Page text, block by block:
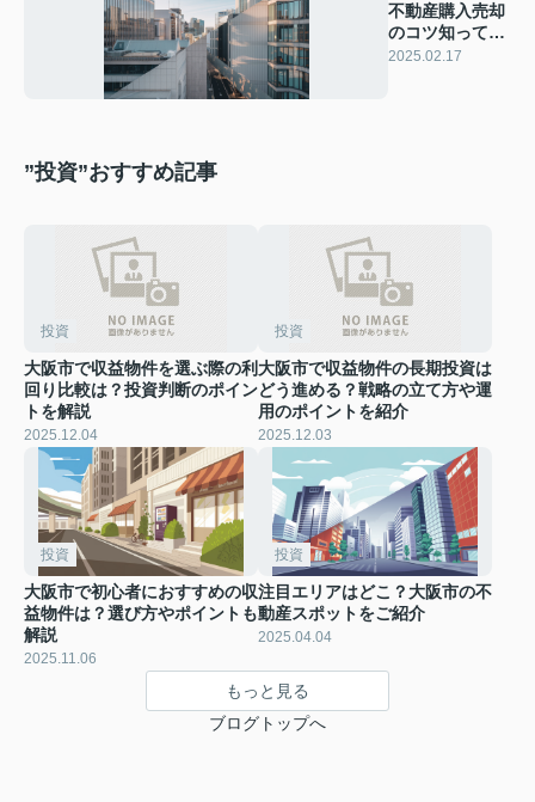
不動産購入売却
のコツ知ってま
すか？最新情報
2025.02.17
”投資”おすすめ記事
投資
大阪市で収益物件を選ぶ際の利
回り比較は？投資判断のポイン
トを解説
2025.12.04
投資
大阪市で収益物件の長期投資は
どう進める？戦略の立て方や運
用のポイントを紹介
2025.12.03
投資
大阪市で初心者におすすめの収
益物件は？選び方やポイントも
解説
2025.11.06
投資
注目エリアはどこ？大阪市の不
動産スポットをご紹介
2025.04.04
もっと見る
ブログトップへ